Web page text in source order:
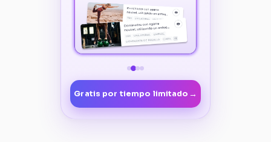
Gratis por tiempo limitado →